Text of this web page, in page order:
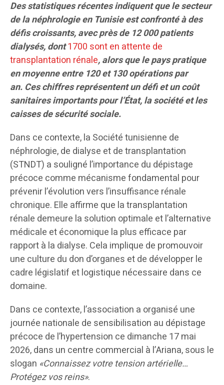
Des statistiques récentes indiquent que le secteur
de la néphrologie en Tunisie est confronté à des
défis croissants, avec près de 12 000 patients
dialysés, dont1700 sont en attente de
transplantation rénale, alors que le pays pratique
en moyenne entre 120 et 130 opérations par
an. Ces chiffres représentent un défi et un coût
sanitaires importants pour l’État, la société et les
caisses de sécurité sociale.
Dans ce contexte, la Société tunisienne de
néphrologie, de dialyse et de transplantation
(STNDT) a souligné l’importance du dépistage
précoce comme mécanisme fondamental pour
prévenir l’évolution vers l’insuffisance rénale
chronique. Elle affirme que la transplantation
rénale demeure la solution optimale et l’alternative
médicale et économique la plus efficace par
rapport à la dialyse. Cela implique de promouvoir
une culture du don d’organes et de développer le
cadre législatif et logistique nécessaire dans ce
domaine.
Dans ce contexte, l’association a organisé une
journée nationale de sensibilisation au dépistage
précoce de l’hypertension ce dimanche 17 mai
2026, dans un centre commercial à l’Ariana, sous le
slogan «Connaissez votre tension artérielle…
Protégez vos reins».